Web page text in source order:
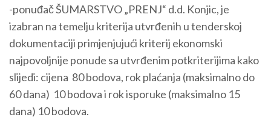
-ponuđač ŠUMARSTVO „PRENJ“ d.d. Konjic, je
izabran na temelju kriterija utvrđenih u tenderskoj
dokumentaciji primjenjujući kriterij ekonomski
najpovoljnije ponude sa utvrđenim potkriterijima kako
slijedi: cijena 80 bodova, rok plaćanja (maksimalno do
60 dana) 10 bodova i rok isporuke (maksimalno 15
dana) 10 bodova.